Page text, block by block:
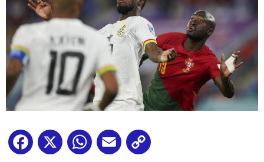
Facebook
X WhatsApp
Email